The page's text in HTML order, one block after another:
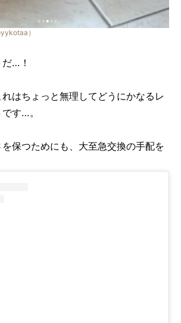
）
…！
はちょっと無理してどうにかなるレ
す…。
保つためにも、大至急交換の手配を